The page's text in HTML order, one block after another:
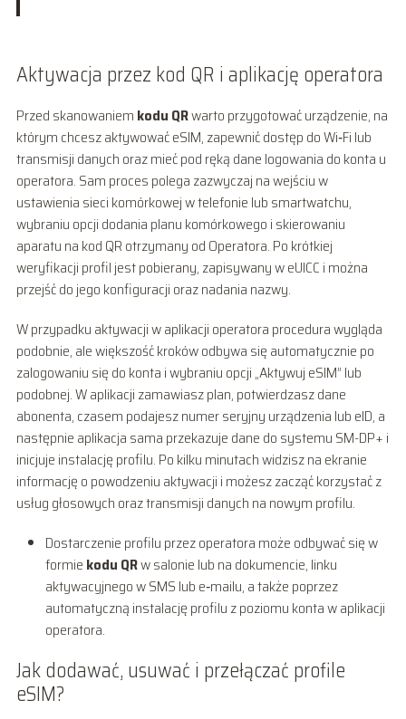
Aktywacja przez kod QR i aplikację operatora
Przed skanowaniem kodu QRwarto przygotować urządzenie, na
którym chcesz aktywować eSIM, zapewnić dostęp do Wi‑Fi lub
transmisji danych oraz mieć pod ręką dane logowania do konta u
operatora. Sam proces polega zazwyczaj na wejściu w
ustawienia sieci komórkowej w telefonie lub smartwatchu,
wybraniu opcji dodania planu komórkowego i skierowaniu
aparatu na kod QR otrzymany od Operatora. Po krótkiej
weryfikacji profil jest pobierany, zapisywany w eUICC i można
przejść do jego konfiguracji oraz nadania nazwy.
W przypadku aktywacji w aplikacji operatora procedura wygląda
podobnie, ale większość kroków odbywa się automatycznie po
zalogowaniu się do konta i wybraniu opcji „Aktywuj eSIM” lub
podobnej. W aplikacji zamawiasz plan, potwierdzasz dane
abonenta, czasem podajesz numer seryjny urządzenia lub eID, a
następnie aplikacja sama przekazuje dane do systemu SM-DP+ i
inicjuje instalację profilu. Po kilku minutach widzisz na ekranie
informację o powodzeniu aktywacji i możesz zacząć korzystać z
usług głosowych oraz transmisji danych na nowym profilu.
Dostarczenie profilu przez operatora może odbywać się w
formie kodu QRw salonie lub na dokumencie, linku
aktywacyjnego w SMS lub e‑mailu, a także poprzez
automatyczną instalację profilu z poziomu konta w aplikacji
operatora.
Jak dodawać, usuwać i przełączać profile
eSIM?